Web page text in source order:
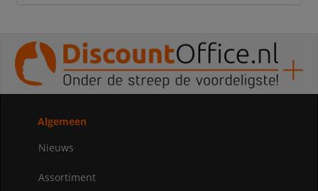
Algemeen
Nieuws
Assortiment